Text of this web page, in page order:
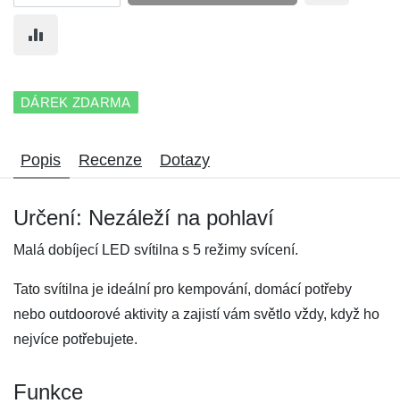
DÁREK ZDARMA
Popis Recenze Dotazy
Určení: Nezáleží na pohlaví
Malá dobíjecí LED svítilna s 5 režimy svícení.
Tato svítilna je ideální pro kempování, domácí potřeby
nebo outdoorové aktivity a zajistí vám světlo vždy, když ho
nejvíce potřebujete.
Funkce